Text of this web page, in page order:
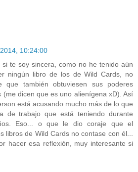
10:24:00
si te soy sincera, como no he tenido aún
ningún libro de los de Wild Cards, no
también obtuviesen sus poderes
(me dicen que es uno alienígena xD). Así
está acusando mucho más de lo que
de trabajo que está teniendo durante
Eso... o que le dio coraje que el
libros de Wild Cards no contase con él...
hacer esa reflexión, muy interesante si